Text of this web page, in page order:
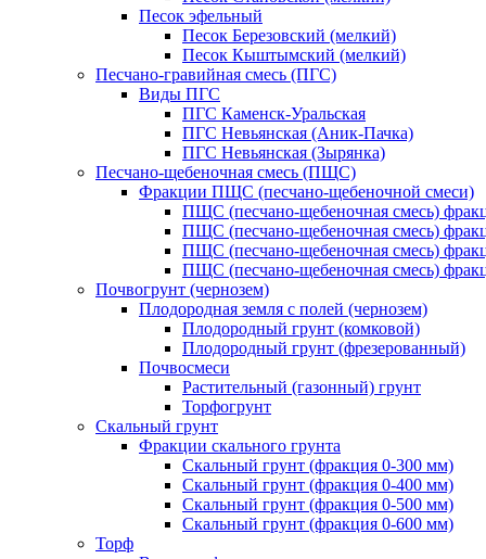
Песок эфельный
Песок Березовский (мелкий)
Песок Кыштымский (мелкий)
Песчано-гравийная смесь (ПГС)
Виды ПГС
ПГС Каменск-Уральская
ПГС Невьянская (Аник-Пачка)
ПГС Невьянская (Зырянка)
Песчано-щебеночная смесь (ПЩС)
Фракции ПЩС (песчано-щебеночной смеси)
ПЩС (песчано-щебеночная смесь)
ПЩС (песчано-щебеночная смесь)
ПЩС (песчано-щебеночная смесь)
ПЩС (песчано-щебеночная смесь)
Почвогрунт (чернозем)
Плодородная земля с полей (чернозем)
Плодородный грунт (комковой)
Плодородный грунт (фрезерованный)
Почвосмеси
Растительный (газонный) грунт
Торфогрунт
Скальный грунт
Фракции скального грунта
Скальный грунт (фракция 0-300 мм)
Скальный грунт (фракция 0-400 мм)
Скальный грунт (фракция 0-500 мм)
Скальный грунт (фракция 0-600 мм)
Торф